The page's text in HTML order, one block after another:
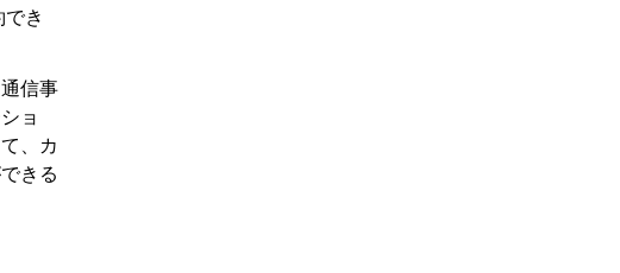
き
信事
ョ
、カ
きる